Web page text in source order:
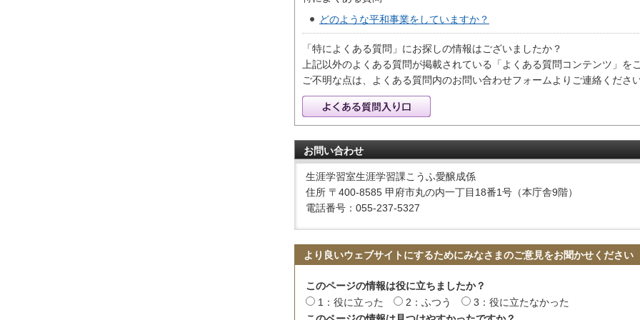
どのような平和事業をしていますか？
「特によくある質問」にお探しの情報はございましたか？
上記以外のよくある質問が掲載されている「よくある質問コンテンツ」を
ご不明な点は、よくある質問内のお問い合わせフォームよりご連絡ください
お問い合わせ
生涯学習室生涯学習課こうふ愛醸成係
住所 〒400-8585 甲府市丸の内一丁目18番1号（本庁舎9階）
電話番号：055-237-5327
より良いウェブサイトにするためにみなさまのご意見をお聞かせください
このページの情報は役に立ちましたか？
1：役に立った
2：ふつう
3：役に立たなかった